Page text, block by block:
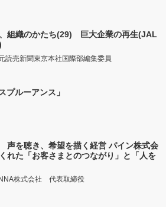
組織のかたち(29) 巨大企業の再生(JAL
読売新聞東京本社国際部編集委員
プルーアンス」
声を聴き、希望を描く経営 パイン株式会
れた「お客さまとのつながり」と「人を
株式会社 代表取締役